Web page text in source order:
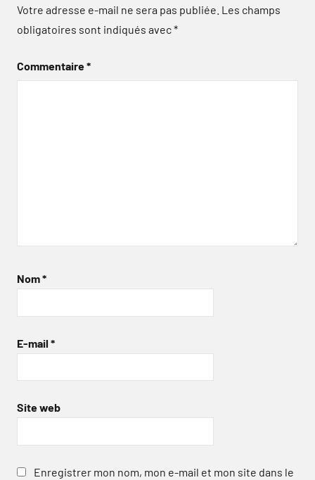
Votre adresse e-mail ne sera pas publiée. Les champs
obligatoires sont indiqués avec*
Commentaire*
Nom*
E-mail *
Site web
Enregistrer mon nom, mon e-mail et mon site dans le